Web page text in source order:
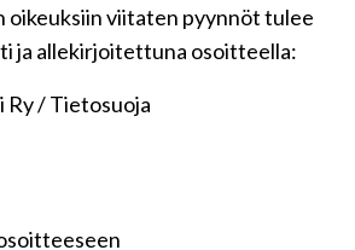
oikeuksiin viitaten pyynnöt tulee
ja allekirjoitettuna osoitteella:
Ry / Tietosuoja